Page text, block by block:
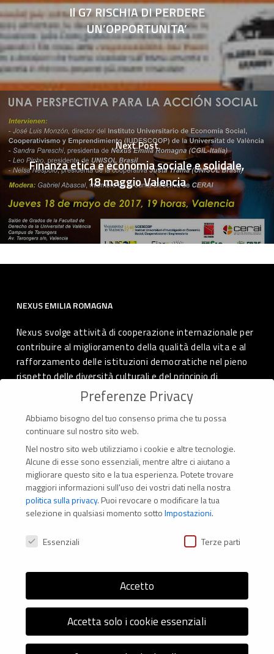
Il G7 RISCHIA DI PERDERE
UN’OPPORTUNITA’
Next Post
Finanza etica e economia sociale e solidale,
18 maggio Valencia
NEXUS EMILIA ROMAGNA
Nexus svolge attività di cooperazione internazionale per
contribuire al miglioramento della qualità della vita e al
rafforzamento delle istituzioni democratiche nel pieno
rispetto delle diversità culturali e del principio di
autodeterminazione dei popoli.
CONTATTI
Via Marconi 69 – 40122 Bologna (Italia)
Tel. +39 051 294 775
© 2026 Nexus ER - Tutti i diritti riservati - Codice fiscale:
Preferenze Privacy
Abbiamo bisogno del tuo consenso prima che tu possa
continuare sul nostro sito web.
Nel nostro sito web utilizziamo i cookie e altre tecnologie.
Alcune di esse sono essenziali, mentre altre ci aiutano a
migliorare questo sito e la tua esperienza. Potete trovare
maggiori informazioni sull'uso dei vostri dati nella nostra
politica sulla privacy. Puoi revocare o modificare la tua
selezione in qualsiasi momento sottoImpostazioni.
Preferenze Privacy
Essenziali Terze parti
Accetto
Accetta solo i cookie essenziali